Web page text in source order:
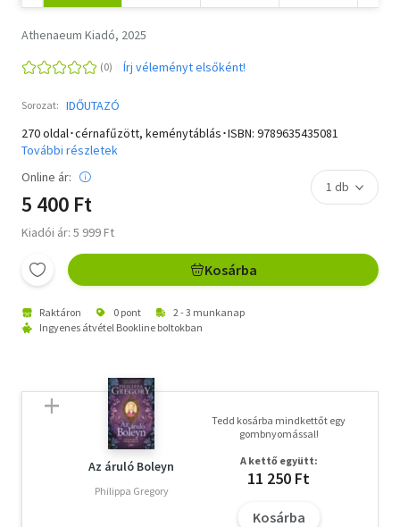
Athenaeum Kiadó, 2025
Írj véleményt elsőként!
Sorozat: IDŐUTAZÓ
270 oldal･cérnafűzött, keménytáblás･ISBN: 9789635435081
További részletek
Online ár:
5 400 Ft
Kiadói ár: 5 999 Ft
Kosárba
Raktáron 0 pont
2 - 3 munkanap
Ingyenes átvétel Bookline boltokban
Az áruló Boleyn
Philippa Gregory
Tedd kosárba mindkettőt egy
gombnyomással!
A kettő együtt:
11 250 Ft
Kosárba